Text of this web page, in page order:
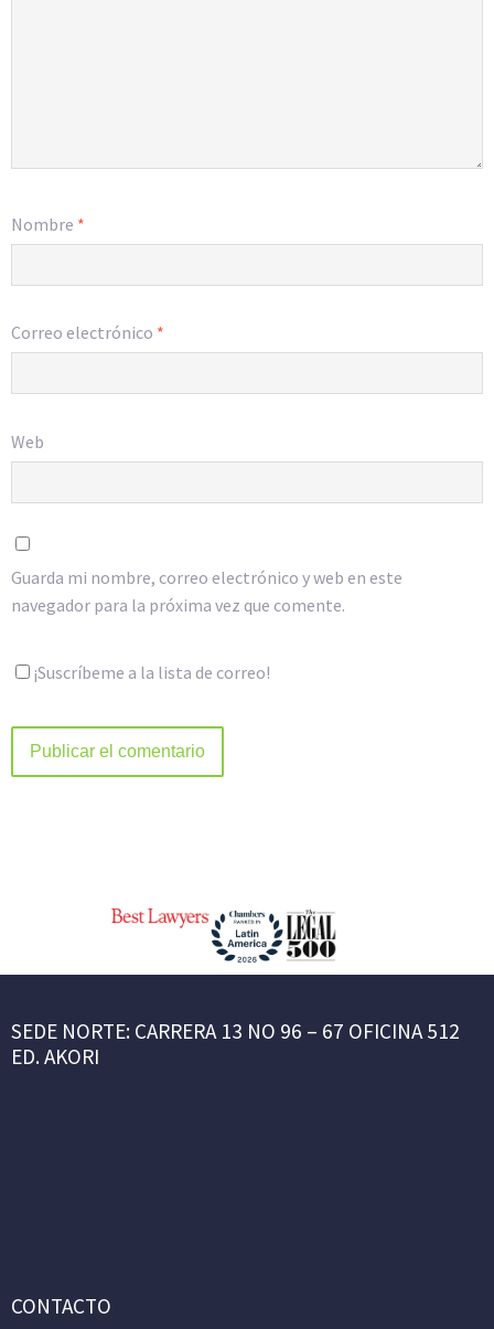
Nombre *
Correo electrónico *
Web
Guarda mi nombre, correo electrónico y web en este
navegador para la próxima vez que comente.
¡Suscríbeme a la lista de correo!
SEDE NORTE: CARRERA 13 NO 96 – 67 OFICINA 512
ED. AKORI
CONTACTO